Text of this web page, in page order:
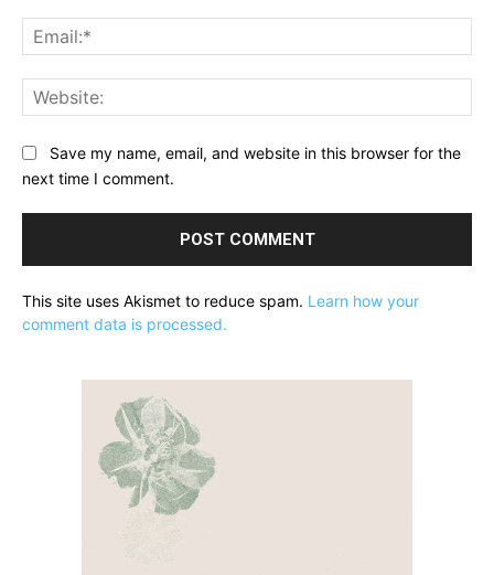
Save my name, email, and website in this browser for the
next time I comment.
This site uses Akismet to reduce spam. Learn how your
comment data is processed.